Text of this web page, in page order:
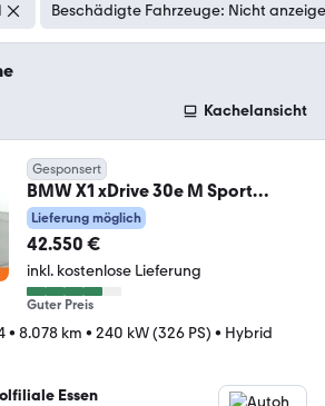
Beschädigte Fahrzeuge: Nicht
Kachelansicht
Gesponsert
BMW X1 xDrive 30e M Sport
Aut.*NAVI*LED*PANO*CAM*PDC
Lieferung möglich
42.550 €
inkl. kostenlose Lieferung
Guter Preis
• 8.078 km • 240 kW (326 PS) • Hybrid
Essen